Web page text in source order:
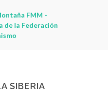
FMM -
de la Federación
SIBERIA